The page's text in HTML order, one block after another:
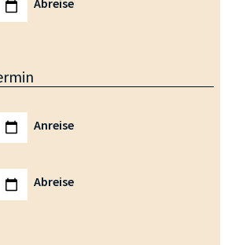
Abreise
Anreise
Abreise